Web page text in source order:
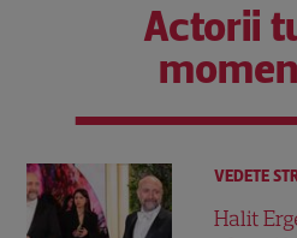
Actorii
VEDETE
Halit